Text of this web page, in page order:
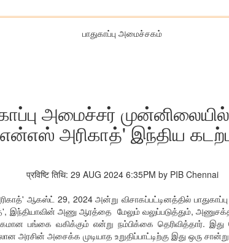
பாதுகாப்பு அமைச்சகம்
அமைச்சர்
அரிகாத்' இந்திய
प्रविष्टि तिथि: 29 AUG 2024 6:35PM by PIB Chennai
ஆகஸ்ட் 29, 2024 அன்று விசாகப்பட்டினத்தில்
இந்தியாவின் அணு ஆரத்தை மேலும் வலுப்படுத்தும், அணுசக்தி
பங்கை வகிக்கும் என்று நம்பிக்கை தெரிவித்தார். இது
அரசின் அசைக்க முடியாத உறுதிப்பாட்டிற்கு இது ஒரு